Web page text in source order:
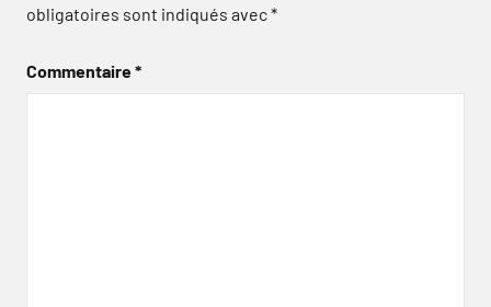
obligatoires sont indiqués avec*
Commentaire*